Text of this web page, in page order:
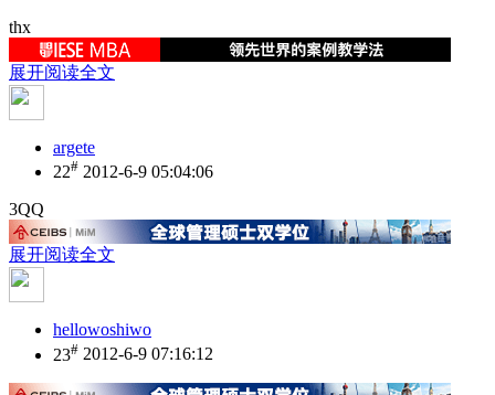
thx
展开阅读全文
argete
22# 2012-6-9 05:04:06
3QQ
展开阅读全文
hellowoshiwo
23# 2012-6-9 07:16:12